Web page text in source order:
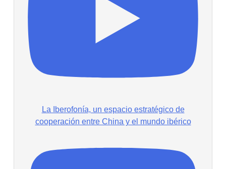
La Iberofonía, un espacio estratégico de
cooperación entre China y el mundo ibérico